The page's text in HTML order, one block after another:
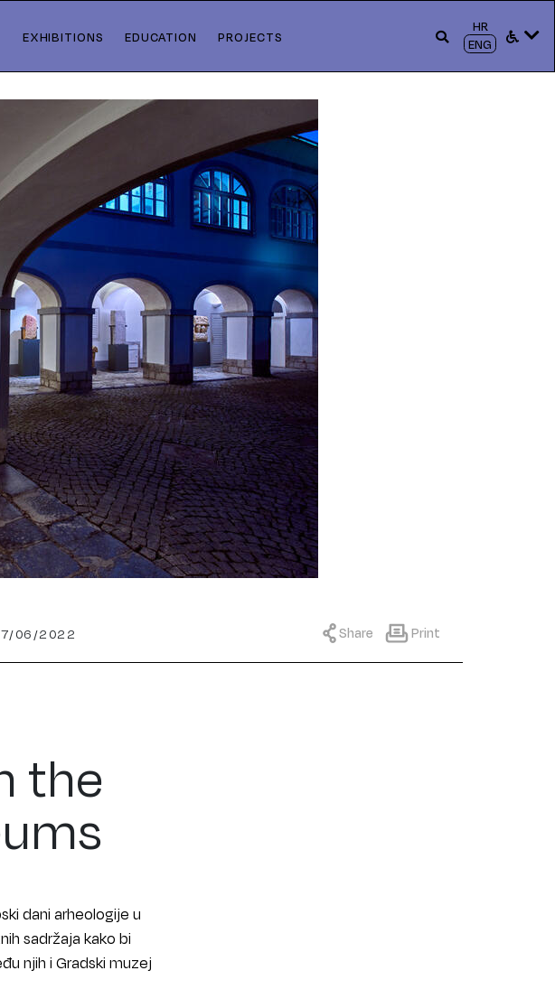
EXHIBITIONS EDUCATION PROJECTS
HR
ENG
06/2022 Share Print
the
dani arheologije u
sadržaja kako bi
njih i Gradski muzej